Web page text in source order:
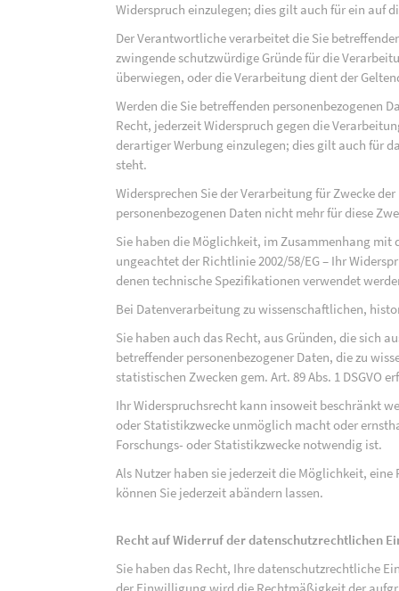
Widerspruch einzulegen; dies gilt auch für ein auf
Der Verantwortliche verarbeitet die Sie
zwingende schutzwürdige Gründe für die
überwiegen, oder die Verarbeitung dient der
Werden die Sie betreffenden personenbezogenen
Recht, jederzeit Widerspruch gegen die
derartiger Werbung einzulegen; dies gilt auch für
steht.
Widersprechen Sie der Verarbeitung für Zwecke
personenbezogenen Daten nicht mehr für diese
Sie haben die Möglichkeit, im Zusammenhang
ungeachtet der Richtlinie 2002/58/EG – Ihr
denen technische Spezifikationen verwendet
Bei Datenverarbeitung zu wissenschaftlichen,
Sie haben auch das Recht, aus Gründen, die sich
betreffender personenbezogener Daten, die zu
statistischen Zwecken gem. Art. 89 Abs. 1 DSGVO
Ihr Widerspruchsrecht kann insoweit beschränkt
oder Statistikzwecke unmöglich macht oder
Forschungs- oder Statistikzwecke notwendig ist.
Als Nutzer haben sie jederzeit die Möglichkeit,
können Sie jederzeit abändern lassen.
Recht auf Widerruf der datenschutzrechtlichen
Sie haben das Recht, Ihre datenschutzrechtliche